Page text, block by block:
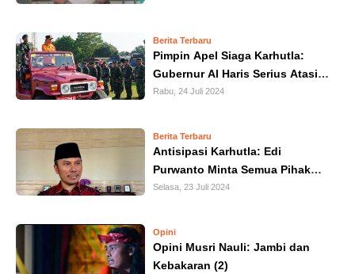
KRIMINAL
KHAZANAH
LEISUR
TEKNOLOGI
OLAHRAGA
Berita Terbaru
Pimpin Apel Siaga Karhutla:
Gubernur Al Haris Serius Atasi
Karhutla
Rabu, 24 Juli 2024
Berita Terbaru
Antisipasi Karhutla: Edi
Purwanto Minta Semua Pihak
Sinergitas dan Komitmen
Selasa, 23 Juli 2024
Opini
Opini Musri Nauli: Jambi dan
Kebakaran (2)